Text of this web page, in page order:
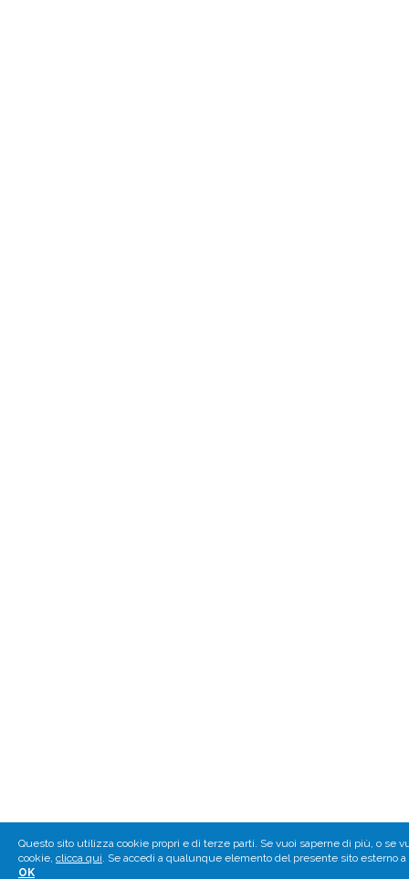
Questo sito utilizza cookie propri e di terze parti. Se vuoi saperne di più, o se
cookie, clicca qui. Se accedi a qualunque elemento del presente sito esterno
OK